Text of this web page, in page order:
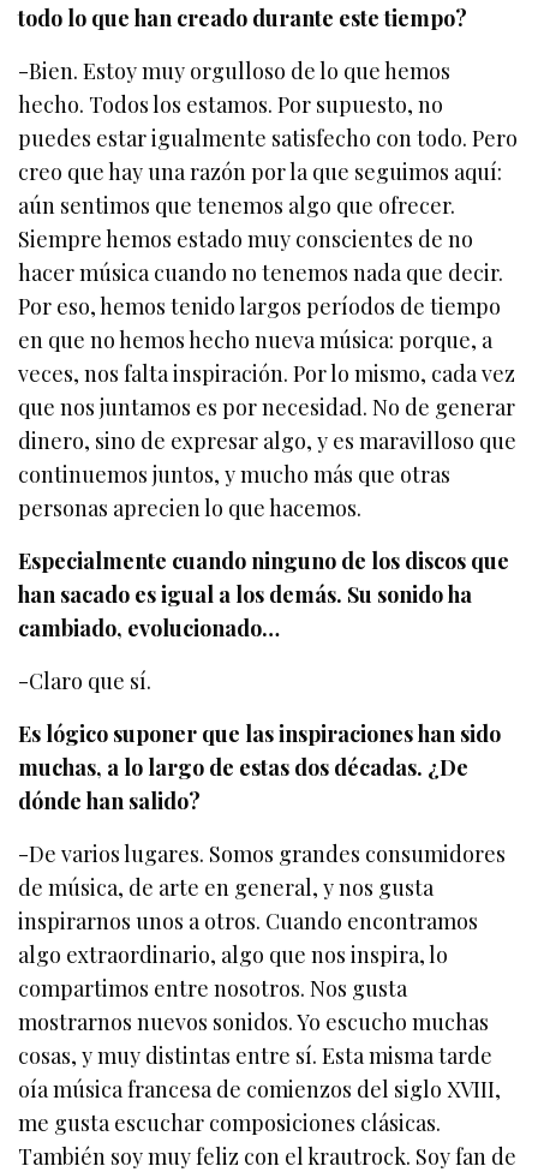
todo lo que han creado durante este tiempo?
-Bien. Estoy muy orgulloso de lo que hemos
hecho. Todos los estamos. Por supuesto, no
puedes estar igualmente satisfecho con todo. Pero
creo que hay una razón por la que seguimos aquí:
aún sentimos que tenemos algo que ofrecer.
Siempre hemos estado muy conscientes de no
hacer música cuando no tenemos nada que decir.
Por eso, hemos tenido largos períodos de tiempo
en que no hemos hecho nueva música: porque, a
veces, nos falta inspiración. Por lo mismo, cada vez
que nos juntamos es por necesidad. No de generar
dinero, sino de expresar algo, y es maravilloso que
continuemos juntos, y mucho más que otras
personas aprecien lo que hacemos.
Especialmente cuando ninguno de los discos que
han sacado es igual a los demás. Su sonido ha
cambiado, evolucionado…
-Claro que sí.
Es lógico suponer que las inspiraciones han sido
muchas, a lo largo de estas dos décadas. ¿De
dónde han salido?
-De varios lugares. Somos grandes consumidores
de música, de arte en general, y nos gusta
inspirarnos unos a otros. Cuando encontramos
algo extraordinario, algo que nos inspira, lo
compartimos entre nosotros. Nos gusta
mostrarnos nuevos sonidos. Yo escucho muchas
cosas, y muy distintas entre sí. Esta misma tarde
oía música francesa de comienzos del siglo XVIII,
me gusta escuchar composiciones clásicas.
También soy muy feliz con el krautrock. Soy fan de